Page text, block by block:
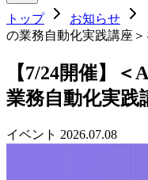
トップ お知らせ
の業務自動化実践講座
【7/24開催】
業務自動化実践
イベント 2026.07.08